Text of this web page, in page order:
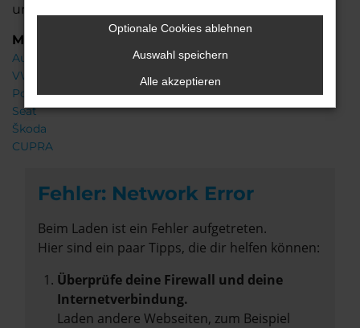
und dem Service, den wir Ihnen bieten!
Marken
Audi
VW
Porsche
Seat
Škoda
CUPRA
Fehler: Network Error
Beim Laden ist ein Fehler aufgetreten.
Hier sind ein paar Tipps, die dir helfen können:
Überprüfe deine Firewall und deine
Internetverbindung.
Laden andere Webseiten, zum Beispiel
Optionale Cookies ablehnen
Auswahl speichern
Alle akzeptieren